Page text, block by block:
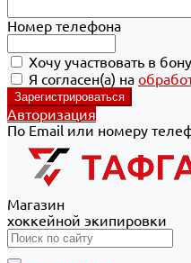
Номер телефона
Хочу участвовать в
Я согласен(а) на
Авторизация
По Email или номеру
Магазин
хоккейной экипировки